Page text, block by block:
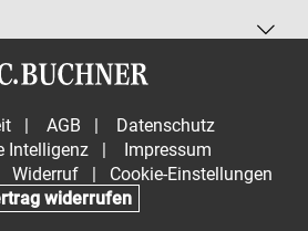
| AGB |
Datenschutz
Intelligenz |
Impressum
Widerruf |
Cookie-Einstellungen
widerrufen